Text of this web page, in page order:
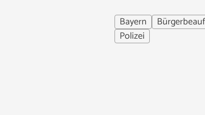
Bayern
Polizei